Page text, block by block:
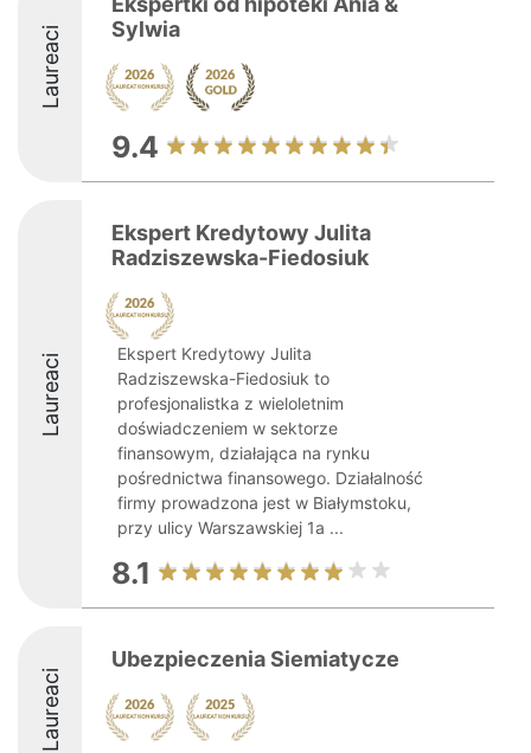
Laureaci
Sylwia
9.4
Laureaci
Ekspert Kredytowy Julita
Radziszewska-Fiedosiuk
Ekspert Kredytowy Julita
Radziszewska-Fiedosiuk to
profesjonalistka z wieloletnim
doświadczeniem w sektorze
finansowym, działająca na rynku
pośrednictwa finansowego. Działalność
firmy prowadzona jest w Białymstoku,
przy ulicy Warszawskiej 1a ...
8.1
Laureaci
Ubezpieczenia Siemiatycze